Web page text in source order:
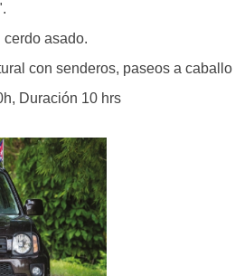
asado.
con senderos, paseos a
Duración 10 hrs